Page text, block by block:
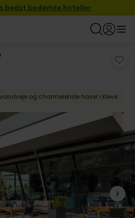
bedst bedømte hoteller
og charmerende haver i Kleve